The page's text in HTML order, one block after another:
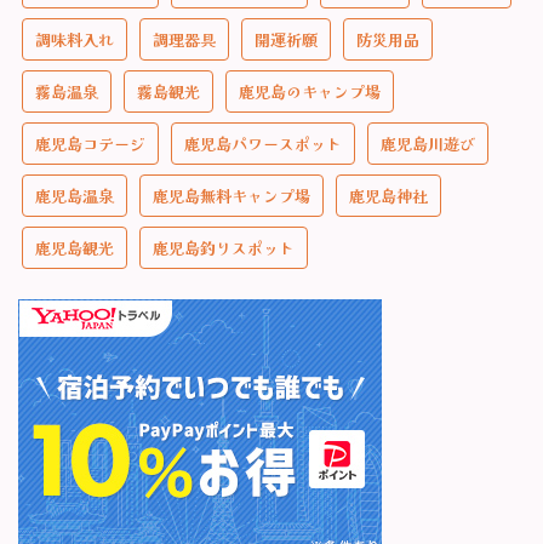
調味料入れ 調理器具 開運祈願 防災用品
霧島温泉 霧島観光 鹿児島のキャンプ場
鹿児島コテージ 鹿児島パワースポット 鹿児島川遊び
鹿児島温泉 鹿児島無料キャンプ場 鹿児島神社
鹿児島観光 鹿児島釣りスポット